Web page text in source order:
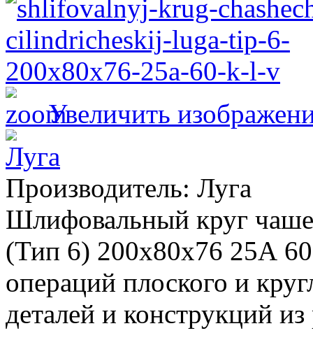
Увеличить
Производитель: Луга
Шлифовальный круг
(Тип 6) 200х80х76 25А
операций плоского и
деталей и конструкций